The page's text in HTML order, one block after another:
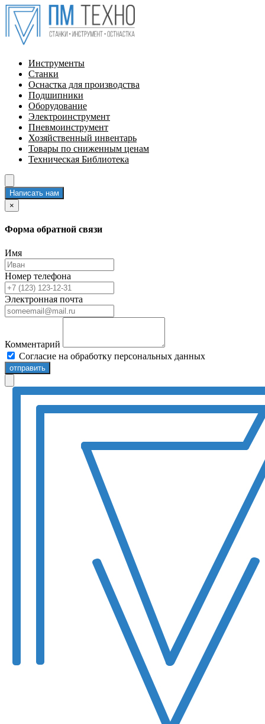
Инструменты
Станки
Оснастка для производства
Подшипники
Оборудование
Электроинструмент
Пневмоинструмент
Хозяйственный инвентарь
Товары по сниженным ценам
Техническая Библиотека
Написать нам
×
Форма обратной связи
Имя
Номер телефона
Электронная почта
Комментарий
Согласие на обработку персональных данных
отправить